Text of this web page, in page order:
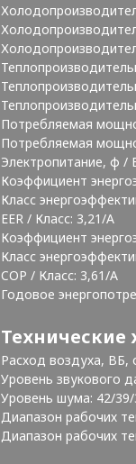
Потребляемая
Потребляемая
Электропитание, ф /
Коэффициент
Класс
EER / Класс: 3,21/A
Коэффициент
Класс
COP / Класс: 3,61/A
Годовое
Технические
Расход воздуха, ВБ,
Уровень звукового
Уровень шума: 42/
Диапазон рабочих
Диапазон рабочих